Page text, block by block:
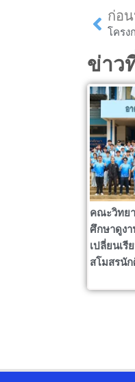
Prev
ก่อ
ข่าว
คณะวิทย
ศึกษาดูงา
เปลี่ยนเรี
สโมสรนั